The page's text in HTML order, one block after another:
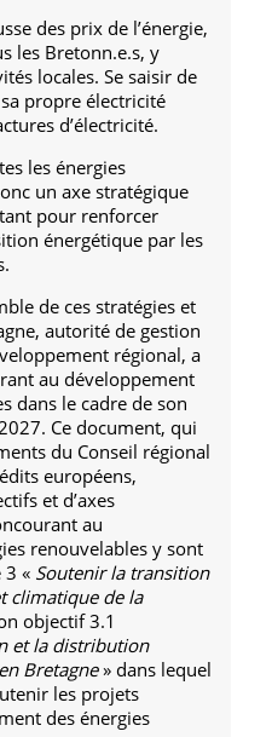
des prix de l’énergie,
les Bretonn.e.s, y
locales. Se saisir de
propre électricité
d’électricité.
les énergies
un axe stratégique
pour renforcer
énergétique par les
de ces stratégies et
autorité de gestion
régional, a
au développement
dans le cadre de son
Ce document, qui
du Conseil régional
européens,
et d’axes
au
renouvelables y sont
3 « Soutenir la transition
climatique de la
objectif 3.1
et la distribution
Bretagne» dans lequel
les projets
des énergies